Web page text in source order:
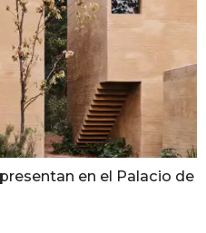
en el Palacio de